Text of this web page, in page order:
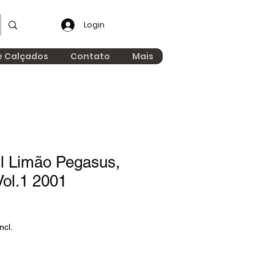
Login
Calçados Contato Mais
Limão Pegasus,
2001